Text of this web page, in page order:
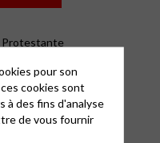
Protestante
Unie de Belgique)
pour son
cookies sont
à des fins d'analyse
de vous fournir